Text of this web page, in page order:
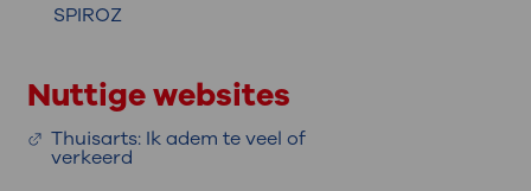
SPIROZ
Nuttige websites
Thuisarts: Ik adem te veel of
verkeerd